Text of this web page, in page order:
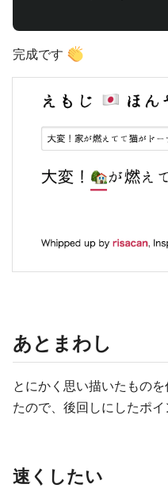
完成です
あとまわし
とにかく思い描いたもの
たので、後回しにしたポイ
速くしたい